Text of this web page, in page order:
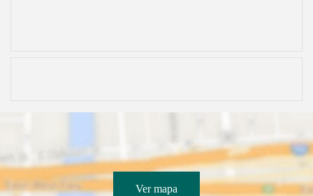
Ver mapa